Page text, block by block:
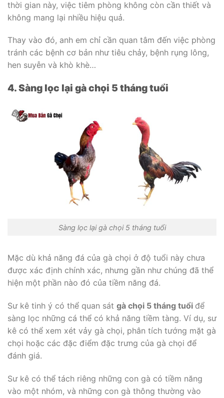
thời gian này, việc tiêm phòng không còn cần thiết và
không mang lại nhiều hiệu quả.
Thay vào đó, anh em chỉ cần quan tâm đến việc phòng
tránh các bệnh cơ bản như tiêu chảy, bệnh rụng lông,
hen suyễn và khò khè…
4. Sàng lọc lại gà chọi 5 tháng tuổi
Sàng lọc lại gà chọi 5 tháng tuổi
Mặc dù khả năng đá của gà chọi ở độ tuổi này chưa
được xác định chính xác, nhưng gần như chúng đã thể
hiện một phần nào đó của tiềm năng đá.
Sư kê tinh ý có thể quan sát gà chọi 5 tháng tuổi để
sàng lọc những cá thể có khả năng tiềm tàng. Ví dụ, sư
kê có thể xem xét vảy gà chọi, phân tích tướng mặt gà
chọi hoặc các đặc điểm đặc trưng của gà chọi để
đánh giá.
Sư kê có thể tách riêng những con gà có tiềm năng
vào một nhóm, và những con gà thông thường vào